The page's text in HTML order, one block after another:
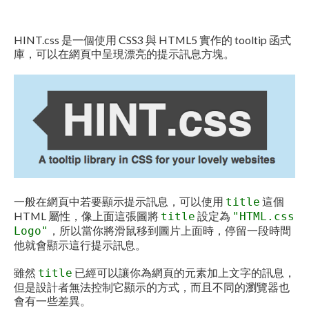
HINT.css 是一個使用 CSS3 與 HTML5 實作的 tooltip 函式
庫，可以在網頁中呈現漂亮的提示訊息方塊。
一般在網頁中若要顯示提示訊息，可以使用 title 這個
HTML 屬性，像上面這張圖將 title 設定為 "HTML.css
Logo" ，所以當你將滑鼠移到圖片上面時，停留一段時間
他就會顯示這行提示訊息。
雖然 title 已經可以讓你為網頁的元素加上文字的訊息，
但是設計者無法控制它顯示的方式，而且不同的瀏覽器也
會有一些差異。